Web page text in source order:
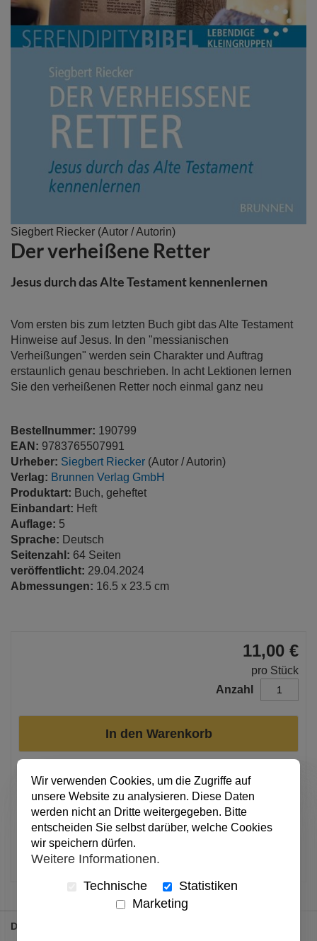
Siegbert Riecker (Autor / Autorin)
Der verheißene Retter
Jesus durch das Alte Testament kennenlernen
Vom ersten bis zum letzten Buch gibt das Alte Testament
Hinweise auf Jesus. In den "messianischen
Verheißungen" werden sein Charakter und Auftrag
erstaunlich genau beschrieben. In acht Lektionen lernen
Sie den verheißenen Retter noch einmal ganz neu
Bestellnummer: 190799
EAN: 9783765507991
Urheber: Siegbert Riecker (Autor / Autorin)
Verlag: Brunnen Verlag GmbH
Produktart: Buch, geheftet
Einbandart: Heft
Auflage: 5
Sprache: Deutsch
Seitenzahl: 64 Seiten
veröffentlicht: 29.04.2024
Abmessungen: 16.5 x 23.5 cm
Zum
Anfang
der
Bildergalerie
11,00 €
pro Stück
Anzahl
In den Warenkorb
Alle Preise inkl. MwSt.
Verfügbar
Details
Wir verwenden Cookies, um die Zugriffe auf
unsere Website zu analysieren. Diese Daten
werden nicht an Dritte weitergegeben. Bitte
entscheiden Sie selbst darüber, welche Cookies
wir speichern dürfen.
Weitere Informationen.
Technische
Statistiken
Marketing